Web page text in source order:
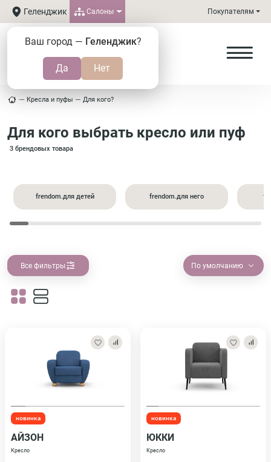
Геленджик
Ваш город — Геленджик?
Салоны Покупателям
Кресла и пуфы Для кого?
Для кого выбрать кресло или пуф
3 брендовых товара
frendom.для детей frendom.для него
Все фильтры По умолчанию
новинка
АЙЗОН
Кресло
новинка
ЮККИ
Кресло